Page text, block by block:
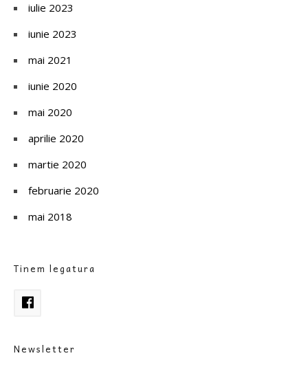
iulie 2023
iunie 2023
mai 2021
iunie 2020
mai 2020
aprilie 2020
martie 2020
februarie 2020
mai 2018
Tinem legatura
Newsletter